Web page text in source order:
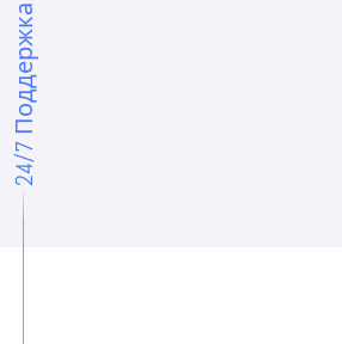
24/7 Поддержка